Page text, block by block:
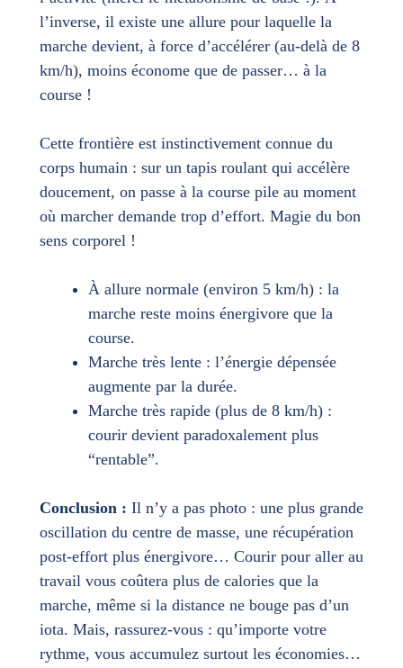
l’inverse, il existe une allure pour laquelle la
marche devient, à force d’accélérer (au-delà de 8
km/h), moins économe que de passer… à la
course !
Cette frontière est instinctivement connue du
corps humain : sur un tapis roulant qui accélère
doucement, on passe à la course pile au moment
où marcher demande trop d’effort. Magie du bon
sens corporel !
À allure normale (environ 5 km/h) : la
marche reste moins énergivore que la
course.
Marche très lente : l’énergie dépensée
augmente par la durée.
Marche très rapide (plus de 8 km/h) :
courir devient paradoxalement plus
“rentable”.
Conclusion : Il n’y a pas photo : une plus grande
oscillation du centre de masse, une récupération
post-effort plus énergivore… Courir pour aller au
travail vous coûtera plus de calories que la
marche, même si la distance ne bouge pas d’un
iota. Mais, rassurez-vous : qu’importe votre
rythme, vous accumulez surtout les économies…